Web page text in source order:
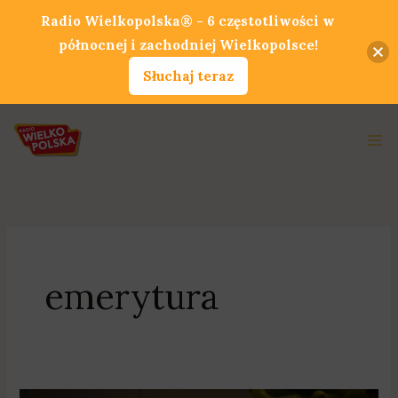
emerytura
Radio Wielkopolska® - 6 częstotliwości w
północnej i zachodniej Wielkopolsce!
Słuchaj teraz